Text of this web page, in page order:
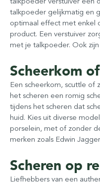
talkpoeder gelijkmatig en
optimaal effect met enkel
product. Een verstuiver
met je talkpoeder. Ook
Scheerkom
Een scheerkom, scuttle
het scheren een romig
tijdens het scheren dat
huid. Kies uit diverse
porselein, met of zonder
merken zoals Edwin
Scheren op
Liefhebbers van een